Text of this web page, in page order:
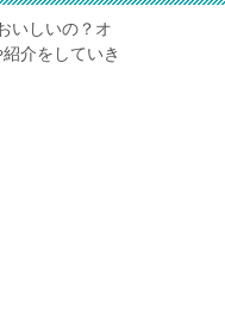
いしいの？オ
介をしていき